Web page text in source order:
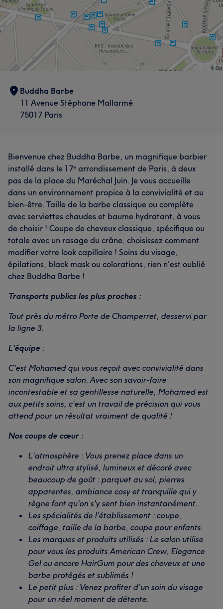
L'avis de nos clients sur Ilyass
Professionnel/le 18 Talentueux/euse 15
Buddha Barbe
11 Avenue Stéphane Mallarmé
75017 Paris
Bienvenue chez Buddha Barbe, un magnifique barbier
installé dans le 17ᵉ arrondissement de Paris, à deux
pas de la place du Maréchal Juin. Je vous accueille
dans un environnement propice à la convivialité et au
bien-être. Taille de la barbe classique ou complète
avec serviettes chaudes et baume hydratant, à vous
de choisir ! Coupe de cheveux classique, spécifique ou
totale avec un rasage du crâne, choisissez comment
modifier votre look capillaire ! Soins du visage,
épilations, black mask ou colorations, rien n'est oublié
chez Buddha Barbe !
Transports publics les plus proches :
Tout près du métro Porte de Champerret, desservi par
la ligne 3.
L’équipe :
C'est Mohamed qui vous reçoit avec convivialité dans
son magnifique salon. Avec son savoir-faire
incontestable et sa gentillesse naturelle, Mohamed est
aux petits soins, c'est un travail de précision qui vous
attend pour un résultat vraiment de qualité !
Nos coups de cœur :
L’atmosphère : Vous prenez place dans un
endroit ultra stylisé, lumineux et décoré avec
beaucoup de goût : parquet au sol, pierres
apparentes, ambiance cosy et tranquille qui y
règne font qu'on s'y sent bien instantanément.
Les spécialités de l’établissement : coupe,
coiffage, taille de la barbe, coupe pour enfants.
Les marques et produits utilisés : Le salon utilise
pour vous les produits American Crew, Elegance
Gel ou encore HairGum pour des cheveux et une
barbe protégés et sublimés !
Le petit plus : Venez profiter d’un soin du visage
pour un réel moment de détente.